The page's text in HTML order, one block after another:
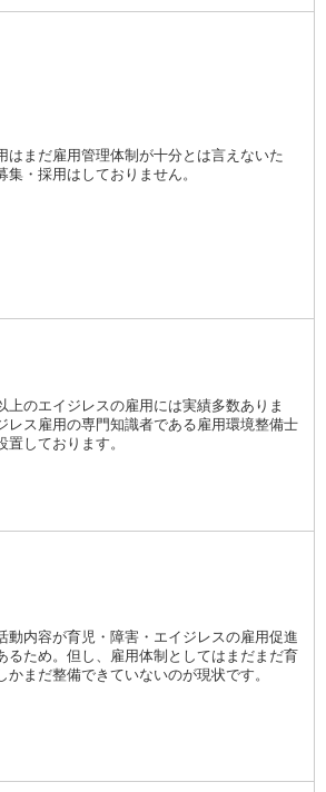
はまだ雇用管理体制が十分とは言えないた
集・採用はしておりません。
上のエイジレスの雇用には実績多数ありま
レス雇用の専門知識者である雇用環境整備士
置しております。
動内容が育児・障害・エイジレスの雇用促進
るため。但し、雇用体制としてはまだまだ育
かまだ整備できていないのが現状です。